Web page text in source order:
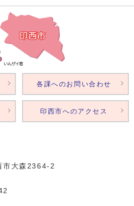
大森2364‐2
各課へのお問い合わせ
印西市へのアクセス